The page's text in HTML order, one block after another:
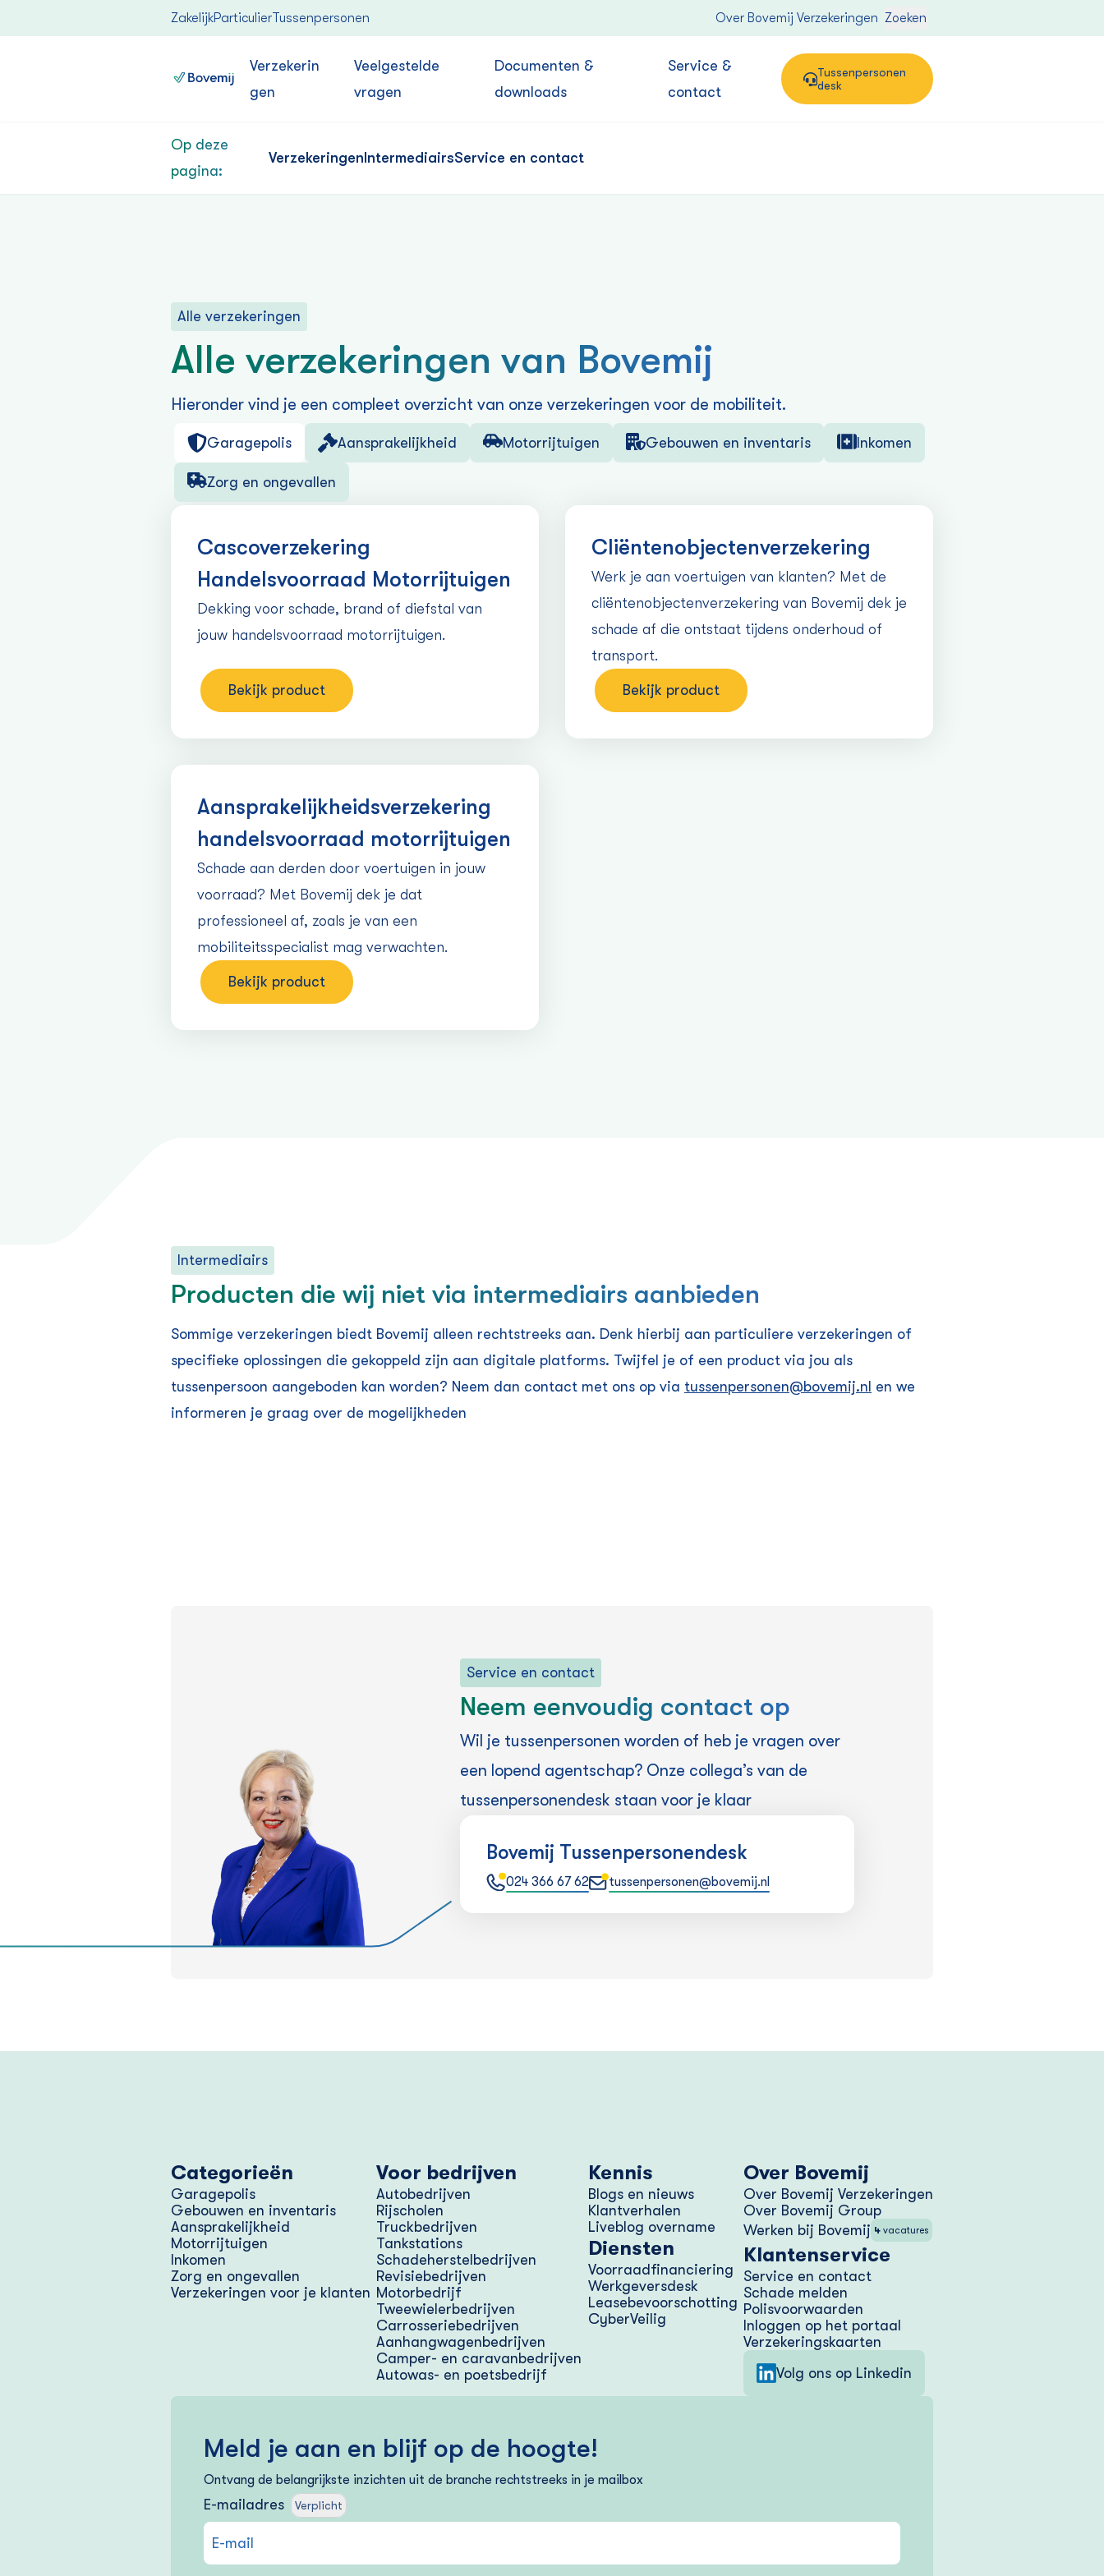
ZakelijkParticulierTussenpersonen Over Bovemij Verzekeringen Zoeken
Verzekerin
gen
Veelgestelde
vragen
Documenten &
downloads
Service &
contact
Tussenpersonen
desk
Op deze
pagina:
Verzekeringen IntermediairsService en contact
Alle verzekeringen
Alle verzekeringen van Bovemij
Hieronder vind je een compleet overzicht van onze verzekeringen voor de mobiliteit.
Garagepolis Aansprakelijkheid Motorrijtuigen Gebouwen en inventaris Inkomen
Zorg en ongevallen
Casco­verzekering
Handelsvoorraad Motorrijtuigen
Dekking voor schade, brand of diefstal van
jouw handelsvoorraad motorrijtuigen.
Bekijk product
Cliëntenobjecten­verzekering
Werk je aan voertuigen van klanten? Met de
cliëntenobjecten­verzekering van Bovemij dek je
schade af die ontstaat tijdens onderhoud of
transport.
Bekijk product
Aansprakelijkheids­verzekering
handelsvoorraad motorrijtuigen
Schade aan derden door voertuigen in jouw
voorraad? Met Bovemij dek je dat
professioneel af, zoals je van een
mobiliteitsspecialist mag verwachten.
Bekijk product
Intermediairs
Producten die wij niet via intermediairs aanbieden
Sommige verzekeringen biedt Bovemij alleen rechtstreeks aan. Denk hierbij aan particuliere verzekeringen of
specifieke oplossingen die gekoppeld zijn aan digitale platforms. Twijfel je of een product via jou als
tussenpersoon aangeboden kan worden? Neem dan contact met ons op via tussenpersonen@bovemij.nl en we
informeren je graag over de mogelijkheden
Service en contact
Neem eenvoudig contact op
Wil je tussenpersonen worden of heb je vragen over
een lopend agentschap? Onze collega’s van de
tussenpersonendesk staan voor je klaar
Bovemij Tussenpersonendesk
024 366 67 62 tussenpersonen@bovemij.nl
Categorieën
Garagepolis
Gebouwen en inventaris
Aansprakelijkheid
Motorrijtuigen
Inkomen
Zorg en ongevallen
Verzekeringen voor je klanten
Voor bedrijven
Autobedrijven
Rijscholen
Truckbedrijven
Tankstations
Schadeherstelbedrijven
Revisiebedrijven
Motorbedrijf
Tweewielerbedrijven
Carrosseriebedrijven
Aanhangwagenbedrijven
Camper- en caravanbedrijven
Autowas- en poetsbedrijf
Kennis
Blogs en nieuws
Klantverhalen
Liveblog overname
Diensten
Voorraad­financiering
Werkgeversdesk
Lease­bevoorschotting
CyberVeilig
Over Bovemij
Over Bovemij Verzekeringen
Over Bovemij Group
Werken bij Bovemij 4vacatures
Klantenservice
Service en contact
Schade melden
Polisvoorwaarden
Inloggen op het portaal
Verzekering­skaarten
Volg ons op Linkedin
Meld je aan en blijf op de hoogte!
Ontvang de belangrijkste inzichten uit de branche rechtstreeks in je mailbox
E-mailadres Verplicht